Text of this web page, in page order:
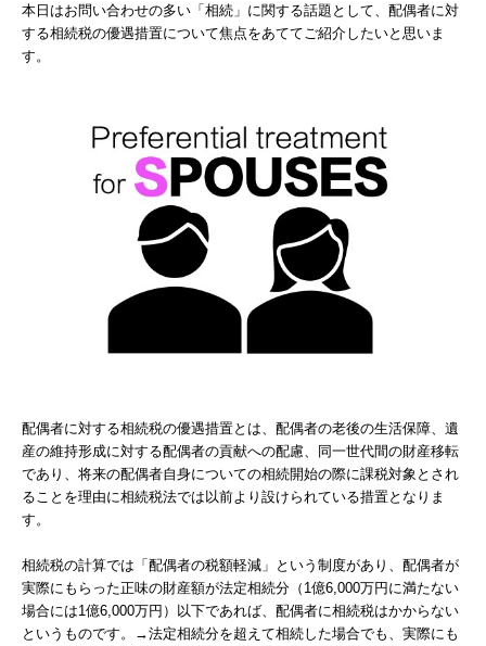
本日はお問い合わせの多い「相続」に関する話題として、配偶者に対
する相続税の優遇措置について焦点をあててご紹介したいと思いま
す。
配偶者に対する相続税の優遇措置とは、配偶者の老後の生活保障、遺
産の維持形成に対する配偶者の貢献への配慮、同一世代間の財産移転
であり、将来の配偶者自身についての相続開始の際に課税対象とされ
ることを理由に相続税法では以前より設けられている措置となりま
す。
相続税の計算では「配偶者の税額軽減」という制度があり、配偶者が
実際にもらった正味の財産額が法定相続分（1億6,000万円に満たない
場合には1億6,000万円）以下であれば、配偶者に相続税はかからない
というものです。→法定相続分を超えて相続した場合でも、実際にも